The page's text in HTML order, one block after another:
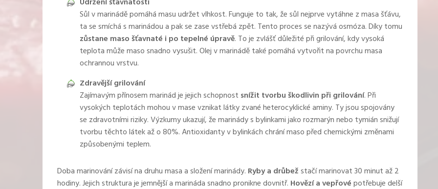
Sůl v marinádě pomáhá masu udržet vlhkost. Funguje to tak, že sůl nejprve vytáhne z masa šťávu,
ta se smíchá s marinádou a pak se zase vstřebá zpět. Tento proces se nazývá osmóza. Díky tomu
zůstane maso šťavnaté i po tepelné úpravě. To je zvlášť důležité při grilování, kdy vysoká
teplota může maso snadno vysušit. Olej v marinádě také pomáhá vytvořit na povrchu masa
ochrannou vrstvu.
Zdravější grilování
Zajímavým přínosem marinád je jejich schopnost snížit tvorbu škodlivin při grilování. Při
vysokých teplotách mohou v mase vznikat látky zvané heterocyklické aminy. Ty jsou spojovány
se zdravotními riziky. Výzkumy ukazují, že marinády s bylinkami jako rozmarýn nebo tymián snižují
tvorbu těchto látek až o 80%. Antioxidanty v bylinkách chrání maso před chemickými změnami
způsobenými teplem.
Doba marinování závisí na druhu masa a složení marinády. Rybya drůbežstačí marinovat 30 minut až 2
hodiny. Jejich struktura je jemnější a marináda snadno pronikne dovnitř. Hovězía vepřovépotřebuje delší